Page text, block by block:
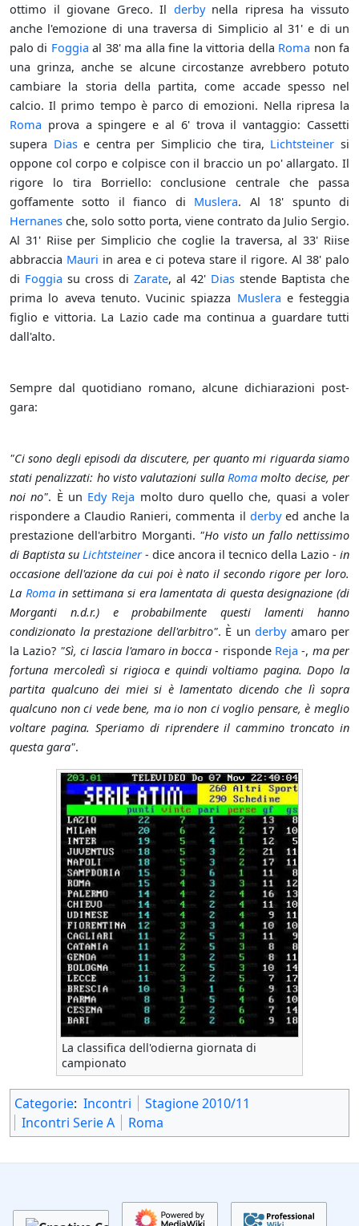
ottimo il giovane Greco. Il derbynella ripresa ha vissuto
anche l'emozione di una traversa di Simplicio al 31' e di un
palo di Foggia al 38' ma alla fine la vittoria della Roma non fa
una grinza, anche se alcune circostanze avrebbero potuto
cambiare la storia della partita, come accade spesso nel
calcio. Il primo tempo è parco di emozioni. Nella ripresa la
Roma prova a spingere e al 6' trova il vantaggio: Cassetti
supera Diase centra per Simplicio che tira, Lichtsteiner si
oppone col corpo e colpisce con il braccio un po' allargato. Il
rigore lo tira Borriello: conclusione centrale che passa
goffamente sotto il fianco di Muslera. Al 18' spunto di
Hernanes che, solo sotto porta, viene contrato da Julio Sergio.
Al 31' Riise per Simplicio che coglie la traversa, al 33' Riise
abbraccia Mauri in area e ci poteva stare il rigore. Al 38' palo
di Foggia su cross di Zarate, al 42' Dias stende Baptista che
prima lo aveva tenuto. Vucinic spiazza Muslera e festeggia
figlio e vittoria. La Lazio cade ma continua a guardare tutti
dall'alto.
Sempre dal quotidiano romano, alcune dichiarazioni post-
gara:
"Ci sono degli episodi da discutere, per quanto mi riguarda siamo
stati penalizzati: ho visto valutazioni sulla Roma molto decise, per
noi no". È un Edy Reja molto duro quello che, quasi a voler
rispondere a Claudio Ranieri, commenta il derbyed anche la
prestazione dell'arbitro Morganti. "Ho visto un fallo nettissimo
di Baptista su Lichtsteiner - dice ancora il tecnico della Lazio - in
occasione dell'azione da cui poi è nato il secondo rigore per loro.
La Romain settimana si era lamentata di questa designazione (di
Morganti n.d.r.) e probabilmente questi lamenti hanno
condizionato la prestazione dell'arbitro". È un derbyamaro per
la Lazio? "Sì, ci lascia l'amaro in bocca - risponde Reja -, ma per
fortuna mercoledì si rigioca e quindi voltiamo pagina. Dopo la
partita qualcuno dei miei si è lamentato dicendo che lì sopra
qualcuno non ci vede bene, ma io non ci voglio pensare, è meglio
voltare pagina. Speriamo di riprendere il cammino troncato in
questa gara".
La classifica dell'odierna giornata di
campionato
Categorie: Incontri
Stagione 2010/11
Incontri Serie A
Roma